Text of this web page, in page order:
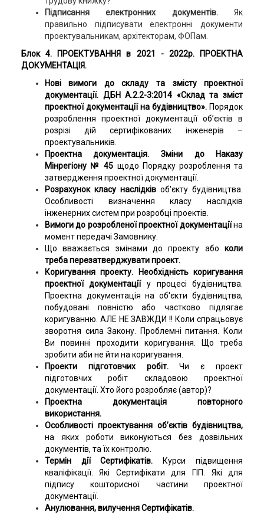
Підписання електронних документів.Як
правильно підписувати електронні документи
проектувальникам, архітекторам, ФОПам.
Блок 4. ПРОЕКТУВАННЯ в 2021 - 2022р. ПРОЕКТНА
ДОКУМЕНТАЦІЯ.
Нові вимоги до складу та змісту проектної
документації. ДБН А.2.2-3:2014 «Склад та зміст
проектної документації на будівництво». Порядок
розроблення проектної документації об’єктів в
розрізі дій сертифікованих інженерів –
проектувальників.
Проектна документація. Зміни до Наказу
Мінрегіону № 45 щодо Порядку розроблення та
затвердження проектної документації.
Розрахунок класу наслідківоб'єкту будівництва.
Особливості визначення класу наслідків
інженерних систем при розробці проектів.
Вимоги до розробленої проектної документаціїна
момент передачі Замовнику.
Що вважається змінами до проекту або коли
треба перезатверджувати проект.
Коригування проекту. Необхідність коригування
проектної документації у процесі будівництва.
Проектна документація на об'єкти будівництва,
побудовані повністю або частково підлягає
коригуванню. АЛЕ НЕ ЗАВЖДИ !! Коли спрацьовує
зворотня сила Закону. Проблемні питання. Коли
Ви повинні проходити коригування. Що треба
зробити аби не йти на коригування.
Проекти підготовчих робіт.Чи є проект
підготовчих робіт складовою проектної
документації. Хто його розробляє (автор)?
Проектна документація повторного
використання.
Особливості проектування об’єктів будівництва,
на яких роботи виконуються без дозвільних
документів, та їх контролю.
Термін дії Сертифікатів. Курси підвищення
кваліфікації. Які Сертифікати для ГІП. Які для
підпису кошторисної частини проектної
документації.
Анулювання, вилучення Сертифікатів.